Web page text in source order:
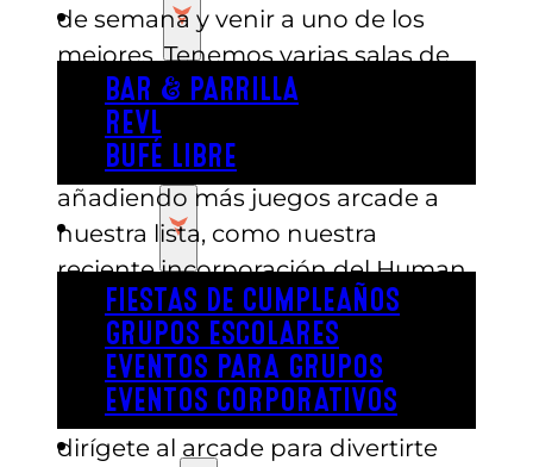
COMER
BAR & PARRILLA
REVL
BUFÉ LIBRE
FIESTA
FIESTAS DE CUMPLEAÑOS
GRUPOS ESCOLARES
EVENTOS PARA GRUPOS
EVENTOS CORPORATIVOS
REVL
de semana y venir a uno de los
mejores. Tenemos varias salas de
arcade enormes que incluyen los
clásicos y juegos nuevos e
innovadores. Siempre estamos
añadiendo más juegos arcade a
nuestra lista, como nuestra
reciente incorporación del Human
Claw, donde puedes sujetarte,
entrar en el juego y convertirte en
la garra. Invita a un amigo o ser
querido a ser tu jugador 2 y
dirígete al arcade para divertirte